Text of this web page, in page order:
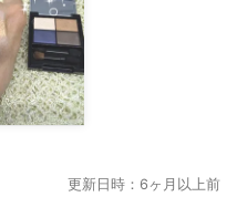
更新日時：6ヶ月以上前